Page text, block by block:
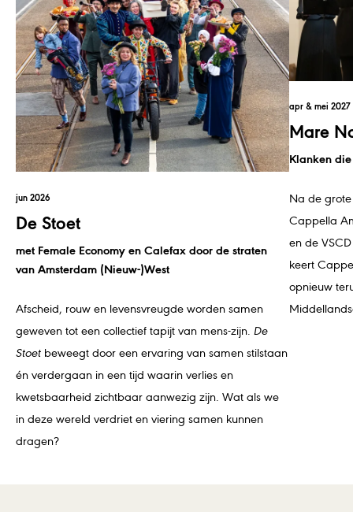
jun 2026
De Stoet
met Female Economy en Calefax door de straten
van Amsterdam (Nieuw-)West
Afscheid, rouw en levensvreugde worden samen
geweven tot een collectief tapijt van mens-zijn. De
Stoet beweegt door een ervaring van samen stilstaan
én verdergaan in een tijd waarin verlies en
kwetsbaarheid zichtbaar aanwezig zijn. Wat als we
in deze wereld verdriet en viering samen kunnen
dragen?
apr & mei 2027
Mare
Klanken
Na de
Cappella
en de
keert
opnieuw